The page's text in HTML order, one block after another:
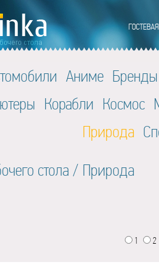
Аниме Бренды
Корабли Космос
Природа
стола/ Природа
1 2